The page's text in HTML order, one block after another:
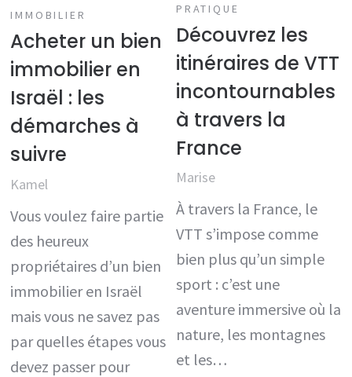
IMMOBILIER
Acheter un bien
immobilier en
Israël : les
démarches à
suivre
Kamel
Vous voulez faire partie
des heureux
propriétaires d’un bien
immobilier en Israël
mais vous ne savez pas
par quelles étapes vous
devez passer pour
PRATIQUE
Découvrez les
itinéraires de VTT
incontournables
à travers la
France
Marise
À travers la France, le
VTT s’impose comme
bien plus qu’un simple
sport : c’est une
aventure immersive où la
nature, les montagnes
et les…